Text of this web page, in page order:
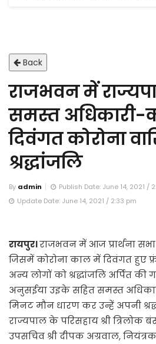
Back
राजभवन में
समस्त अधिकारी-
दिवंगत कोरोना
श्रद्धांजलि
By admin
Publish Date: June 14, 2021 /
Update Date: June 14, 2021 / 2:33 pm
रायपुर।राजभवन में आज प्रार्थना
जिसमें कोरोना काल में दिवंगत हुए
अन्य लोगों को श्रद्धांजलि अर्पित की
अनुसईया उइके सहित समस्त
मिनट मौन धारण कर उन्हें अपनी
राज्यपाल के परिसहाय श्री
उपसचिव श्री दीपक अग्रवाल,